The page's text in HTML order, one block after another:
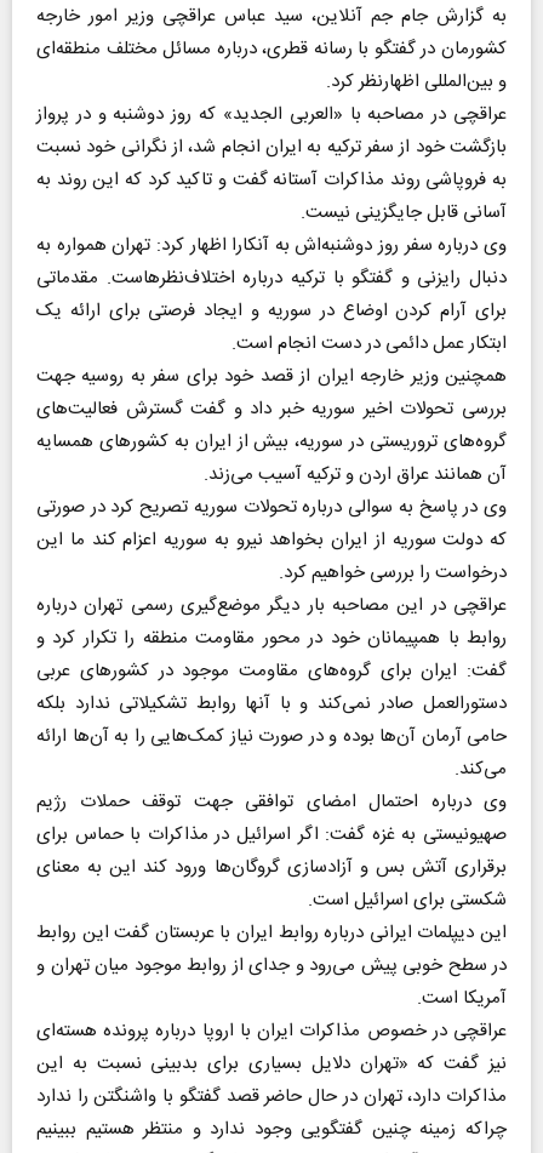
به گزارش جام جم آنلاین، سید عباس عراقچی وزیر امور خارجه
کشورمان در گفتگو با رسانه قطری، درباره مسائل مختلف منطقه‌ای
و بین‌المللی اظهارنظر کرد.
عراقچی در مصاحبه با «العربی الجدید» که روز دوشنبه و در پرواز
بازگشت خود از سفر ترکیه به ایران انجام شد، از نگرانی خود نسبت
به فروپاشی روند مذاکرات آستانه گفت و تاکید کرد که این روند به
آسانی قابل جایگزینی نیست.
وی درباره سفر روز دوشنبه‌اش به آنکارا اظهار کرد: تهران همواره به
دنبال رایزنی و گفتگو با ترکیه درباره اختلاف‌نظرهاست. مقدماتی
برای آرام کردن اوضاع در سوریه و ایجاد فرصتی برای ارائه یک
ابتکار عمل دائمی در دست انجام است.
همچنین وزیر خارجه ایران از قصد خود برای سفر به روسیه جهت
بررسی تحولات اخیر سوریه خبر داد و گفت گسترش فعالیت‌های
گروه‌های تروریستی در سوریه، بیش از ایران به کشورهای همسایه
آن همانند عراق اردن و ترکیه آسیب می‌زند.
وی در پاسخ به سوالی درباره تحولات سوریه تصریح کرد در صورتی
که دولت سوریه از ایران بخواهد نیرو به سوریه اعزام کند ما این
درخواست را بررسی خواهیم کرد.
عراقچی در این مصاحبه بار دیگر موضع‌گیری رسمی تهران درباره
روابط با همپیمانان خود در محور مقاومت منطقه را تکرار کرد و
گفت: ایران برای گروه‌های مقاومت موجود در کشورهای عربی
دستورالعمل صادر نمی‌کند و با آنها روابط تشکیلاتی ندارد بلکه
حامی آرمان آن‌ها بوده و در صورت نیاز کمک‌هایی را به آن‌ها ارائه
می‌کند.
وی درباره احتمال امضای توافقی جهت توقف حملات رژیم
صهیونیستی به غزه گفت: اگر اسرائیل در مذاکرات با حماس برای
برقراری آتش بس و آزادسازی گروگان‌ها ورود کند این به معنای
شکستی برای اسرائیل است.
این دیپلمات ایرانی درباره روابط ایران با عربستان گفت این روابط
در سطح خوبی پیش می‌رود و جدای از روابط موجود میان تهران و
آمریکا است.
عراقچی در خصوص مذاکرات ایران با اروپا درباره پرونده هسته‌ای
نیز گفت که «تهران دلایل بسیاری برای بدبینی نسبت به این
مذاکرات دارد، تهران در حال حاضر قصد گفتگو با واشنگتن را ندارد
چراکه زمینه چنین گفتگویی وجود ندارد و منتظر هستیم ببینیم